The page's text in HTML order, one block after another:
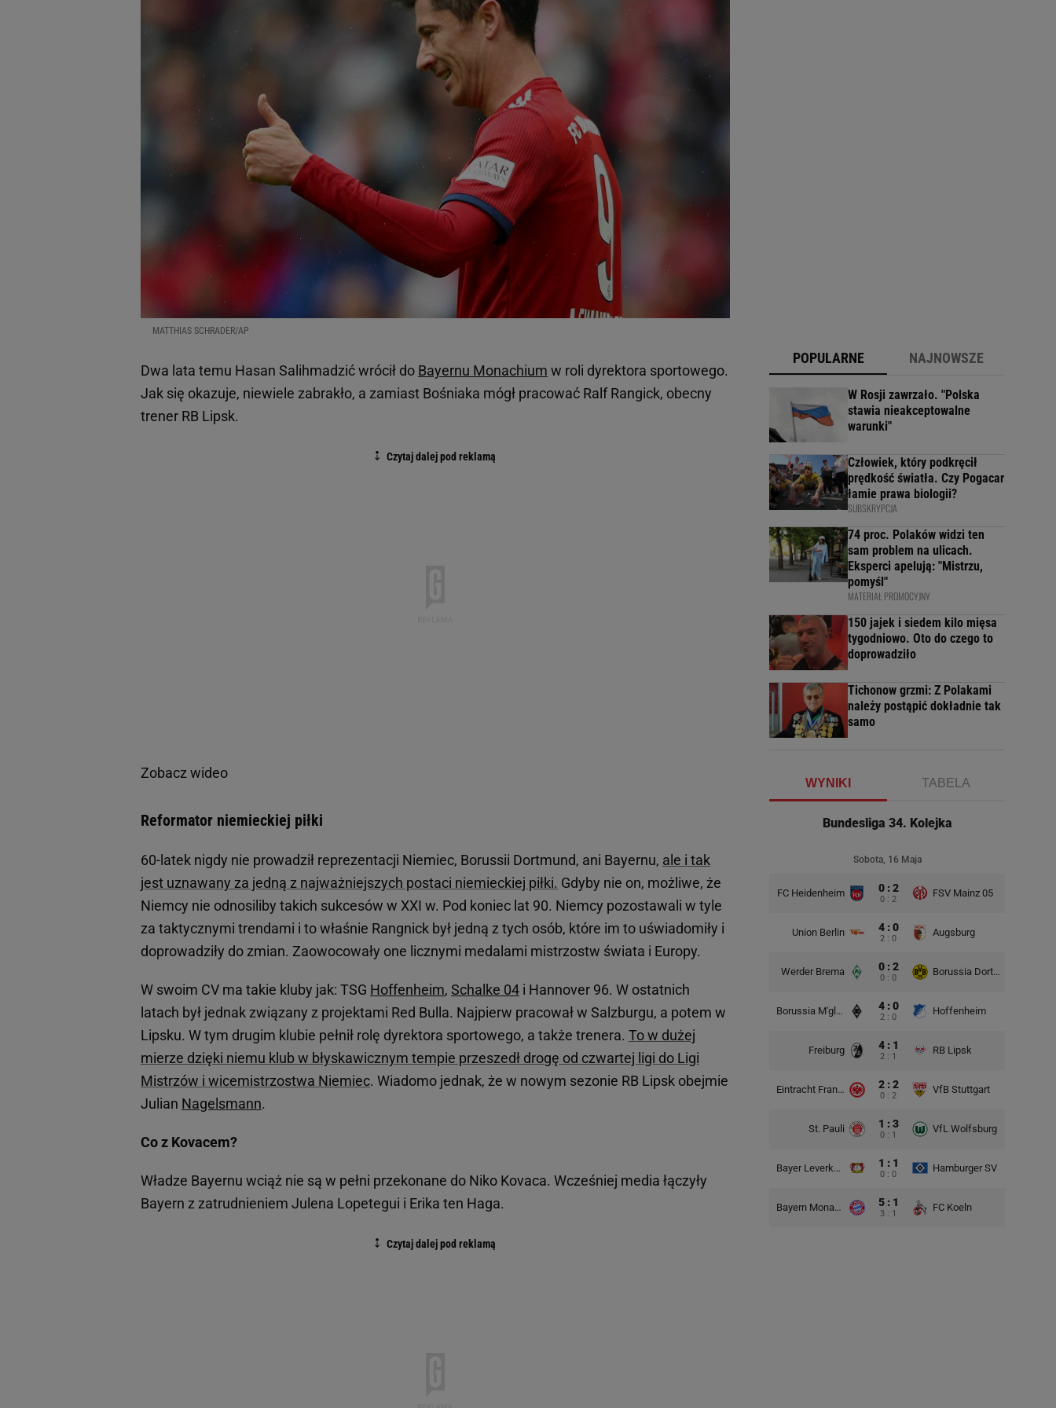
MATTHIAS SCHRADER/AP
Dwa lata temu Hasan Salihmadzić wrócił do Bayernu Monachium w roli dyrektora sportowego.
Jak się okazuje, niewiele zabrakło, a zamiast Bośniaka mógł pracować Ralf Rangick, obecny
trener RB Lipsk.
Zobacz wideo
Reformator niemieckiej piłki
60-latek nigdy nie prowadził reprezentacji Niemiec, Borussii Dortmund, ani Bayernu, ale i tak
jest uznawany za jedną z najważniejszych postaci niemieckiej piłki. Gdyby nie on, możliwe, że
Niemcy nie odnosiliby takich sukcesów w XXI w. Pod koniec lat 90. Niemcy pozostawali w tyle
za taktycznymi trendami i to właśnie Rangnick był jedną z tych osób, które im to uświadomiły i
doprowadziły do zmian. Zaowocowały one licznymi medalami mistrzostw świata i Europy.
W swoim CV ma takie kluby jak: TSG Hoffenheim, Schalke 04 i Hannover 96. W ostatnich
latach był jednak związany z projektami Red Bulla. Najpierw pracował w Salzburgu, a potem w
Lipsku. W tym drugim klubie pełnił rolę dyrektora sportowego, a także trenera. To w dużej
mierze dzięki niemu klub w błyskawicznym tempie przeszedł drogę od czwartej ligi do Ligi
Mistrzów i wicemistrzostwa Niemiec. Wiadomo jednak, że w nowym sezonie RB Lipsk obejmie
Julian Nagelsmann.
Co z Kovacem?
Władze Bayernu wciąż nie są w pełni przekonane do Niko Kovaca. Wcześniej media łączyły
Bayern z zatrudnieniem Julena Lopetegui i Erika ten Haga.
POPULARNE NAJNOWSZE
W Rosji zawrzało. "Polska
stawia nieakceptowalne
warunki"
Człowiek, który podkręcił
prędkość światła. Czy Pogacar
łamie prawa biologii?
SUBSKRYPCJA
74 proc. Polaków widzi ten
sam problem na ulicach.
Eksperci apelują: "Mistrzu,
pomyśl"
MATERIAŁ PROMOCYJNY
150 jajek i siedem kilo mięsa
tygodniowo. Oto do czego to
doprowadziło
Tichonow grzmi: Z Polakami
należy postąpić dokładnie tak
samo
WYNIKI TABELA
Bundesliga 34. Kolejka
Sobota, 16 Maja
FC Heidenheim 0 : 2
0 : 2
FSV Mainz 05
Union Berlin 4 : 0
2 : 0
Augsburg
Werder Brema 0 : 2
0 : 0
Borussia Dortmund
Borussia M'gladbach 4 : 0
2 : 0
Hoffenheim
Freiburg 4 : 1
2 : 1
RB Lipsk
Eintracht Frankfurt 2 : 2
0 : 2
VfB Stuttgart
St. Pauli 1 : 3
0 : 1
VfL Wolfsburg
Bayer Leverkusen 1 : 1
0 : 0
Hamburger SV
Bayern Monachium 5 : 1
3 : 1
FC Koeln